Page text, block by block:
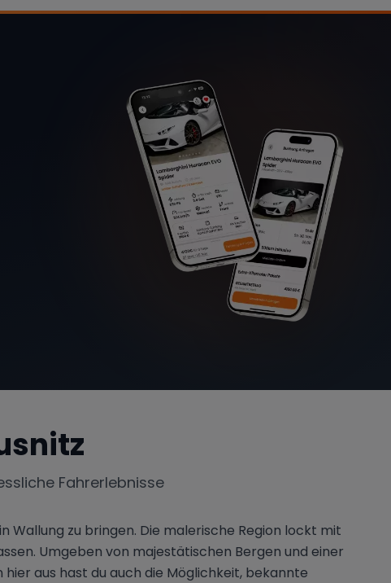
Fahrerlebnisse
zu bringen. Die malerische Region lockt mit
Umgeben von majestätischen Bergen und einer
aus hast du auch die Möglichkeit, bekannte